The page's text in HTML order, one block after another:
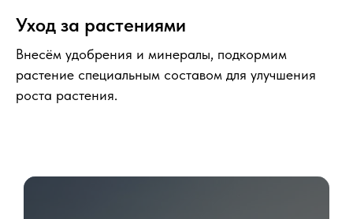
Уход за растениями
Внесём удобрения и минералы, подкормим
растение специальным составом для улучшения
роста растения.